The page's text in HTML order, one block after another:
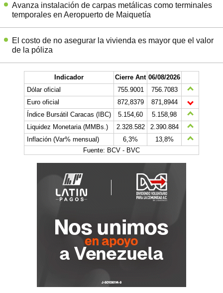
Avanza instalación de carpas metálicas como terminales
temporales en Aeropuerto de Maiquetía
El costo de no asegurar la vivienda es mayor que el valor
de la póliza
Indicador Cierre Ant 06/08/2026
Dólar oficial
755.9001
756.7083
Euro oficial
872,8379
871,8944
Índice Bursátil Caracas (IBC)
5.154,60
5.158,98
Liquidez Monetaria (MMBs.)
2.328.582
2.390.884
Inflación (Var% mensual)
6,3%
13,8%
Fuente: BCV - BVC